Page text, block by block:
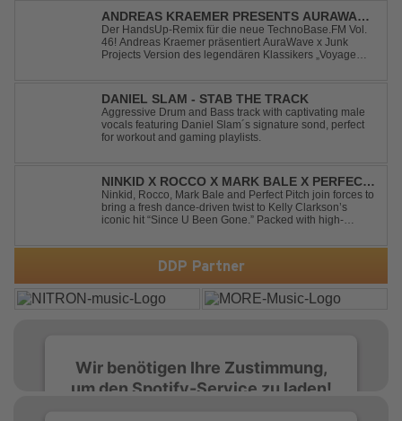
ANDREAS KRAEMER PRESENTS AURAWAVE
X JUNK PROJECT - VOYAGE VOYAGE
(TIMSTER & NINTH REMIX)
Der HandsUp-Remix für die neue TechnoBase.FM Vol.
46! Andreas Kraemer präsentiert AuraWave x Junk
Projects Version des legendären Klassikers „Voyage
Westfalen verwandelt den zeitlosen Song mit druckvoll...
DANIEL SLAM - STAB THE TRACK
Aggressive Drum and Bass track with captivating male
vocals featuring Daniel Slam´s signature sond, perfect
for workout and gaming playlists.
NINKID X ROCCO X MARK BALE X PERFECT
PITCH - SINCE U BEEN GONE
Ninkid, Rocco, Mark Bale and Perfect Pitch join forces to
bring a fresh dance-driven twist to Kelly Clarkson’s
iconic hit “Since U Been Gone.” Packed with high-
this cover is built for peak-time sets, radio rotations and
every dancefloor ...DDP Partner
Wir benötigen Ihre Zustimmung,
um den Spotify-Service zu laden!